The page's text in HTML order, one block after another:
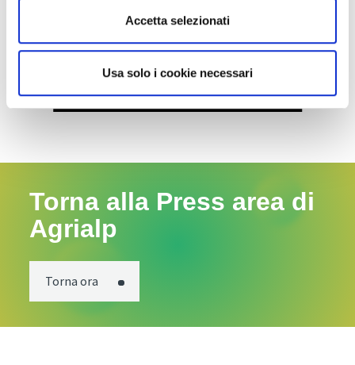
Accetta selezionati
Usa solo i cookie necessari
Torna alla Press area di
Agrialp
Torna ora